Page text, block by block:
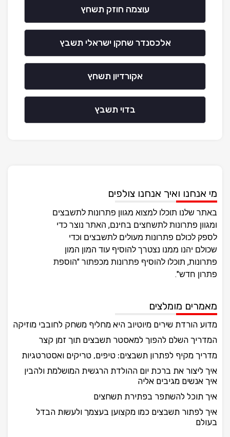
עוצמה חוזק תשחץ
אלכסנדר שחקן ישראלי תשבץ
אקורדיון תשחץ
בדוי תשבץ
מי אנחנו ואיך אנחנו צולפים
באתר שלנו תוכלו למצוא מגוון פתרונות לתשבצים
ומגוון פתרונות לתשחצים בחינם, האתר נוצר כדי
לספק לכולם פתרונות מעולים לתשבצים וכדי
שכולם יהנו ממנו נצטרך להוסיף עוד המון המון
פתרונות, תוכלו להוסיף פתרונות מכפתור "הוספת
פתרון חדש".
מאמרים מומלצים
מדוע הורדת שירים מיוטיוב היא מחליף משחק לחובבי מוזיקה
המדריך השלם להפוך למאסטר תשבצים תוך זמן קצר
מדריך מקיף לפתרון תשבצים: טיפים, טריקים ואסטרטגיות
איך ליצור את ברכת יום ההולדת הרגשית המושלמת ולהבין
איך אנשים מגיבים אליה
איך תוכל להשתפר בפתירת תשחצים
איך לפתור תשבצים כמו מקצוען בעצמך ולעשות הבדל
בעולם